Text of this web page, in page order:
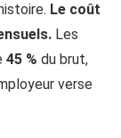
Le coût
Les
45 % du brut,
verse